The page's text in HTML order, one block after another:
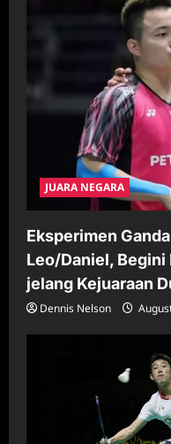
n
JUARA NEGARA
Eksperimen
Leo/Daniel, Begini
jelang Kejuaraan
Dennis Nelson